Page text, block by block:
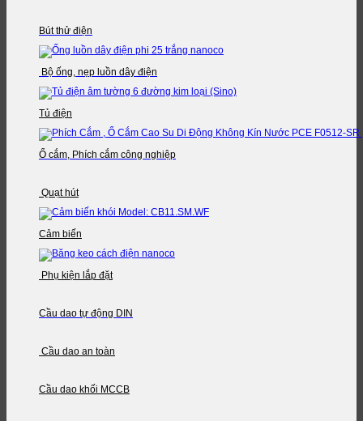
Bút thử điện
Bộ ống, nẹp luồn dây điện
Tủ điện
Ổ cắm, Phích cắm công nghiệp
Quạt hút
Cảm biến
Phụ kiện lắp đặt
Cầu dao tự động DIN
Cầu dao an toàn
Cầu dao khối MCCB